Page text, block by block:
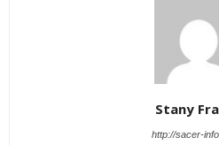
Stany
http://sacer-